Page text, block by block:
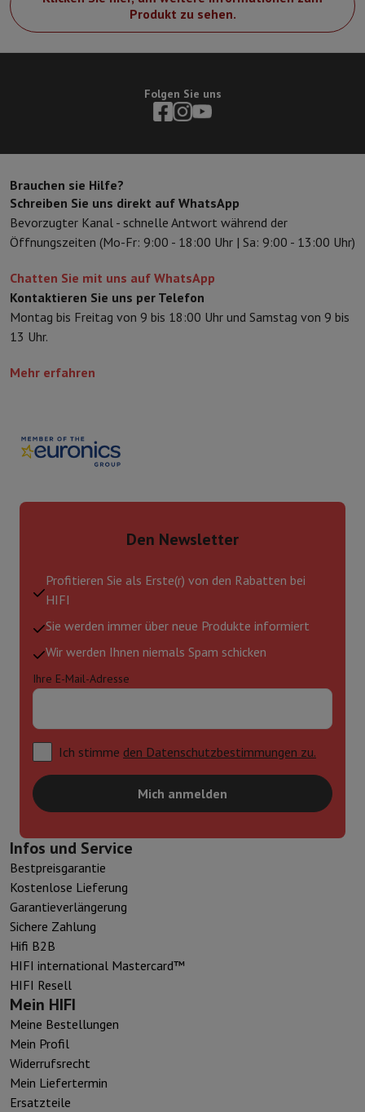
Sport, Gaming & Haustechnik
Home & DomoticaSmart HomeSicherheit & SchutzIP-Kameras
Virtual-Reality-Kopfhörer
SpielkonsolenRefurbished Konsolen
Sport Kopfhörer
Warum HiFi wählen
Kostenlose Lieferung10 VerkaufsstellenZufrieden oder Geld
Unsere DienstleistungenKostenlose LieferungAbholung im
KundenserviceReparieren Sie Ihr Gerät Überprüfen Sie Ihre
Produkt zu sehen.
Folgen Sie uns
Brauchen sie Hilfe?
Schreiben Sie uns direkt auf WhatsApp
Bevorzugter Kanal - schnelle Antwort während der
Öffnungszeiten (Mo-Fr: 9:00 - 18:00 Uhr | Sa: 9:00 - 13:00 Uhr)
Chatten Sie mit uns auf WhatsApp
Kontaktieren Sie uns per Telefon
Montag bis Freitag von 9 bis 18:00 Uhr und Samstag von 9 bis
13 Uhr.
Mehr erfahren
Den Newsletter
Profitieren Sie als Erste(r) von den Rabatten bei
HIFI
Sie werden immer über neue Produkte informiert
Wir werden Ihnen niemals Spam schicken
Ihre E-Mail-Adresse
Ich stimme den Datenschutzbestimmungen zu.
Mich anmelden
Infos und Service
Bestpreisgarantie
Kostenlose Lieferung
Garantieverlängerung
Sichere Zahlung
Hifi B2B
HIFI international Mastercard™
HIFI Resell
Mein HIFI
Meine Bestellungen
Mein Profil
Widerrufsrecht
Mein Liefertermin
Ersatzteile